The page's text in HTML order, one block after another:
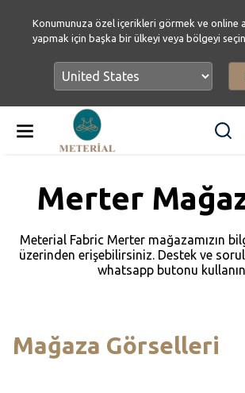
Konumunuza özel içerikleri görmek ve online
yapmak için başka bir ülkeyi veya bölgeyi
Merter
Meterial Fabric Merter mağazamızın
üzerinden erişebilirsiniz. Destek ve
whatsapp butonu
Mağaza Görselleri